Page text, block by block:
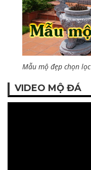
Mẫu mộ đẹp chọn lọc
VIDEO MỘ ĐÁ